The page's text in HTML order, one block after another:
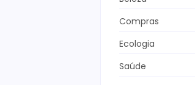
Compras
Ecologia
Saúde